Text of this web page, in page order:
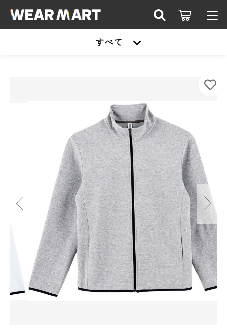
すべて
（税込）
ショッピングを続ける
カートを確認する
ログイン / 会員登録
Printstar
SLOTH
US
TRUSS
Printstar
glimmer
SLOTH
US
Tシャツ
スポーツウェア（ドライ）
キーワード検索
価格帯
～
在庫あり セール
並び順